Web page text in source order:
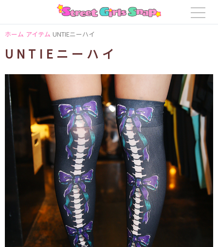
ホーム アイテム UNTIEニーハイ
UNTIEニーハイ